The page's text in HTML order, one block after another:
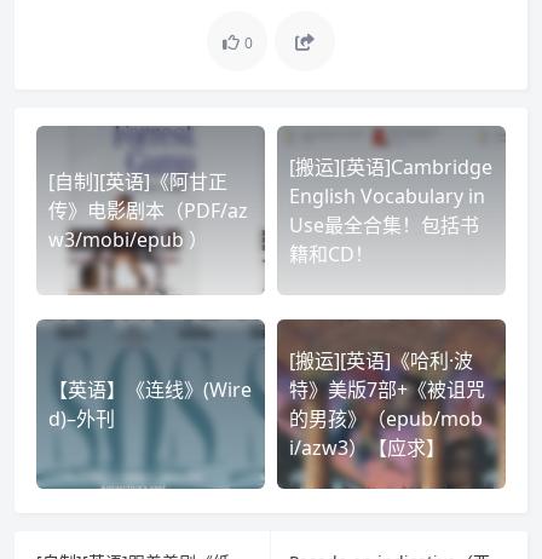
0
[自制][英语]《阿甘正
传》电影剧本（PDF/az
w3/mobi/epub ）
[搬运][英语]Cambridge
English Vocabulary in
Use最全合集！包括书
籍和CD！
【英语】《连线》(Wire
d)–外刊
[搬运][英语]《哈利·波
特》美版7部+《被诅咒
的男孩》（epub/mob
i/azw3）【应求】